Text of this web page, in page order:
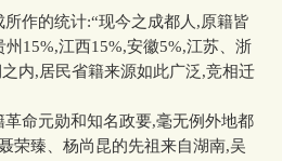
作的统计:“现今之成都人,原籍皆
15%,江西15%,安徽5%,江苏、浙
内,居民省籍来源如此广泛,竞相迁
命元勋和知名政要,毫无例外地都
荣臻、杨尚昆的先祖来自湖南,吴